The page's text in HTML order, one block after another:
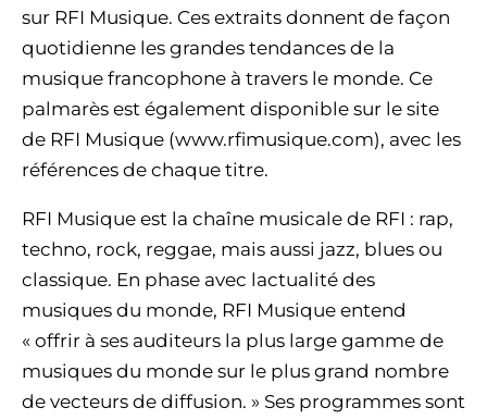
sur RFI Musique. Ces extraits donnent de façon
quotidienne les grandes tendances de la
musique francophone à travers le monde. Ce
palmarès est également disponible sur le site
de RFI Musique (www.rfimusique.com), avec les
références de chaque titre.
RFI Musique est la chaîne musicale de RFI : rap,
techno, rock, reggae, mais aussi jazz, blues ou
classique. En phase avec lactualité des
musiques du monde, RFI Musique entend
« offrir à ses auditeurs la plus large gamme de
musiques du monde sur le plus grand nombre
de vecteurs de diffusion. » Ses programmes sont